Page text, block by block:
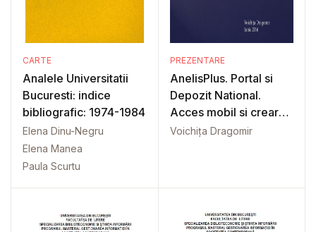
CARTE
Analele Universitatii
Bucuresti: indice
bibliografic: 1974-1984
Elena Dinu-Negru
Elena Manea
Paula Scurtu
PREZENTARE
AnelisPlus. Portal si
Depozit National.
Acces mobil si creare
cont
Voichița Dragomir